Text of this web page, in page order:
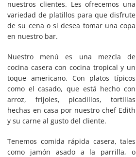
nuestros clientes. Les ofrecemos una
variedad de platillos para que disfrute
de su cena o si desea tomar una copa
en nuestro bar.
Nuestro menú es una mezcla de
cocina casera con cocina tropical y un
toque americano. Con platos típicos
como el casado, que está hecho con
arroz, frijoles, picadillos, tortillas
hechas en casa por nuestro chef Edith
y su carne al gusto del cliente.
Tenemos comida rápida casera, tales
como jamón asado a la parrilla, o